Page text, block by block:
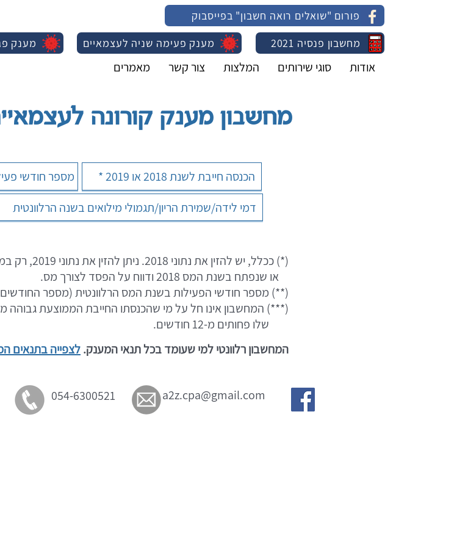
פורום "שואלים רואה חשבון" בפייסבוק
מענק פעימה שניה לעצמאיים
מענק מחשבון פנסיה 2021
אודות סוגי שירותים המלצות צור קשר מאמרים
מחשבון מענק קורונה
או שנפתח בשנת המס 2018 ודווח על הפסד לצורך מס.
(**) מספר חודשי הפעילות בשנת המס הרלוונטית (מספר
שלו פחותים מ-12 חודשים.
המחשבון רלוונטי למי שעומד בכל תנאי המענק.לצפייה בתנאים
054-6300521 a2z.cpa@gmail.com